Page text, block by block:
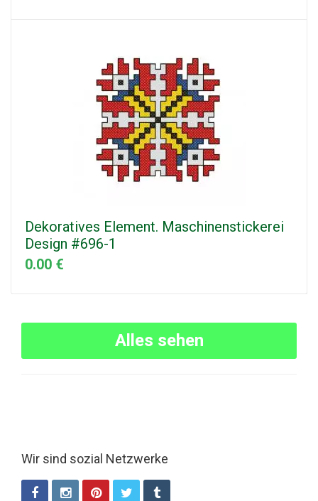
Dekoratives Element. Maschinenstickerei
Design #696-1
0.00 €
Alles sehen
Wir sind sozial Netzwerke